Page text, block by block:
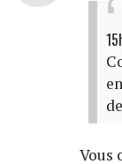
Vous